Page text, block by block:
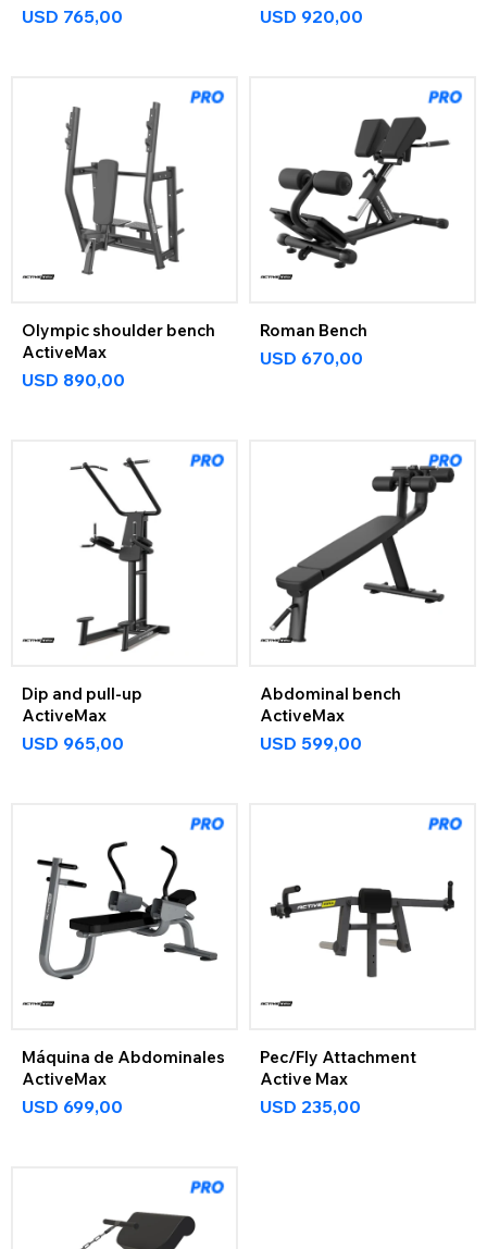
USD 765,00 USD 920,00
Olympic shoulder bench
ActiveMax
USD 890,00
Roman Bench
USD 670,00
Dip and pull-up
ActiveMax
USD 965,00
Abdominal bench
ActiveMax
USD 599,00
Máquina de Abdominales
ActiveMax
USD 699,00
Pec/Fly Attachment
Active Max
USD 235,00